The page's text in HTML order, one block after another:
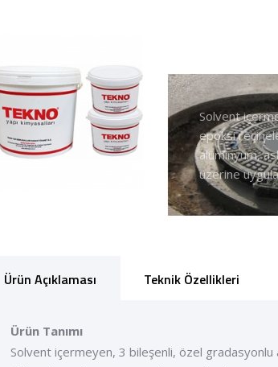
Solvent
epoksi
alüminyum,
üzerine
Ürün Açıklaması Teknik Özellikleri
Ürün Tanımı
Solvent içermeyen, 3 bileşenli, özel gradasyonlu